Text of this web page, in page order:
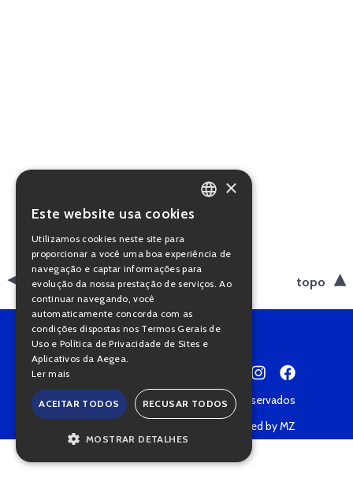
voltar topo
Copyright © 2022 • Todos os direitos reservados
Powered by MZ
PORTUGUESE
×
Este website usa cookies
Utilizamos cookies neste site para
proporcionar a você uma boa experiência de
navegação e captar informações para
evolução da nossa prestação de serviços. Ao
continuar navegando, você
automaticamente concorda com as
condições dispostas nos Termos Gerais de
Uso e Política de Privacidade de Sites e
Aplicativos da Aegea.
Ler mais
ACEITAR TODOS RECUSAR TODOS
MOSTRAR DETALHES